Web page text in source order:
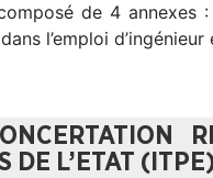
de 4
l’emploi d’ingénieur
DE L’ETAT